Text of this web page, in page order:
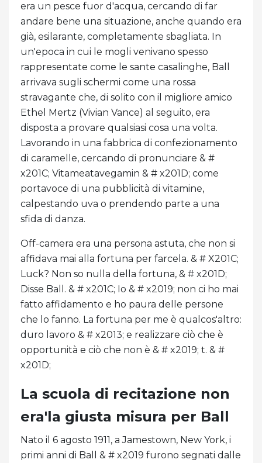
era un pesce fuor d'acqua, cercando di far
andare bene una situazione, anche quando era
già, esilarante, completamente sbagliata. In
un'epoca in cui le mogli venivano spesso
rappresentate come le sante casalinghe, Ball
arrivava sugli schermi come una rossa
stravagante che, di solito con il migliore amico
Ethel Mertz (Vivian Vance) al seguito, era
disposta a provare qualsiasi cosa una volta.
Lavorando in una fabbrica di confezionamento
di caramelle, cercando di pronunciare & #
x201C; Vitameatavegamin & # x201D; come
portavoce di una pubblicità di vitamine,
calpestando uva o prendendo parte a una
sfida di danza.
Off-camera era una persona astuta, che non si
affidava mai alla fortuna per farcela. & # X201C;
Luck? Non so nulla della fortuna, & # x201D;
Disse Ball. & # x201C; Io & # x2019; non ci ho mai
fatto affidamento e ho paura delle persone
che lo fanno. La fortuna per me è qualcos'altro:
duro lavoro & # x2013; e realizzare ciò che è
opportunità e ciò che non è & # x2019; t. & #
x201D;
La scuola di recitazione non
era'la giusta misura per Ball
Nato il 6 agosto 1911, a Jamestown, New York, i
primi anni di Ball & # x2019 furono segnati dalle